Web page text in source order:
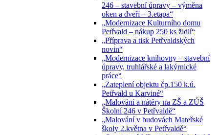
246 – stavební úpravy – výměna
oken a dveří – 3.etapa“
„Modernizace Kulturního domu
Petřvald – nákup 250 ks židlí“
„Příprava a tisk Petřvaldských
novin“
„Modernizace knihovny – stavební
úpravy, truhlářské a lakýrnické
práce“
„Zateplení objektu čp.150 k.ú.
Petřvald u Karviné“
„Malování a nátěry na ZŠ a ZÚŠ
Školní 246 v Petřvaldě“
„Malování v budovách Mateřské
školy 2.května v Petřvaldě“